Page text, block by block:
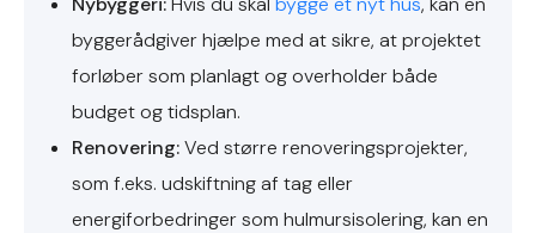
byggerådgiver hjælpe med at sikre, at projektet
forløber som planlagt og overholder både
budget og tidsplan.
Renovering:Ved større renoveringsprojekter,
som f.eks. udskiftning af tag eller
energiforbedringer som hulmursisolering, kan en